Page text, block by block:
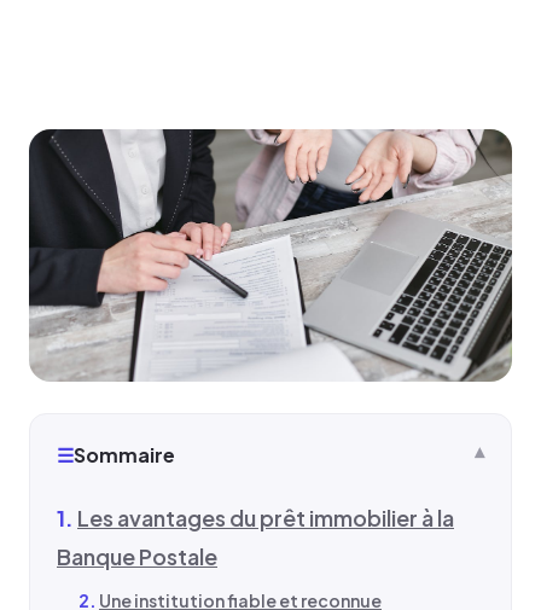
☰Sommaire
Les avantages du prêt immobilier à la
Banque Postale
Une institution fiable et reconnue